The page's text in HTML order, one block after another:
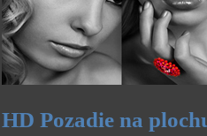
HD Pozadie na